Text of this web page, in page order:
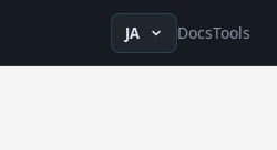
enru fr ko detrzh-Hans
JA DocsTools